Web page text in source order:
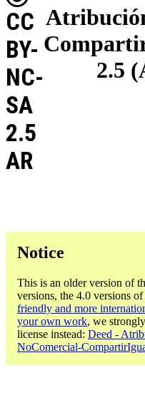
2.5
CC
BY-
NC-
SA
2.5
AR
Notice
This is an older version of
versions, the 4.0 versions
friendly and more
your own work, we
license instead: Deed -
NoComercial-